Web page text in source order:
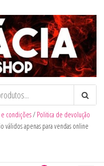
condições/ Politica de devolução
válidos apenas para vendas online